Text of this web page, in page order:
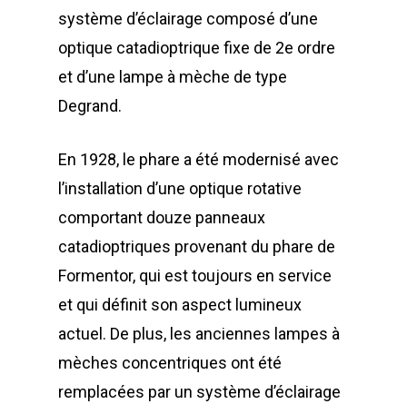
système d’éclairage composé d’une
optique catadioptrique fixe de 2e ordre
et d’une lampe à mèche de type
Degrand.
En 1928, le phare a été modernisé avec
l’installation d’une optique rotative
comportant douze panneaux
catadioptriques provenant du phare de
Formentor, qui est toujours en service
et qui définit son aspect lumineux
actuel. De plus, les anciennes lampes à
mèches concentriques ont été
remplacées par un système d’éclairage